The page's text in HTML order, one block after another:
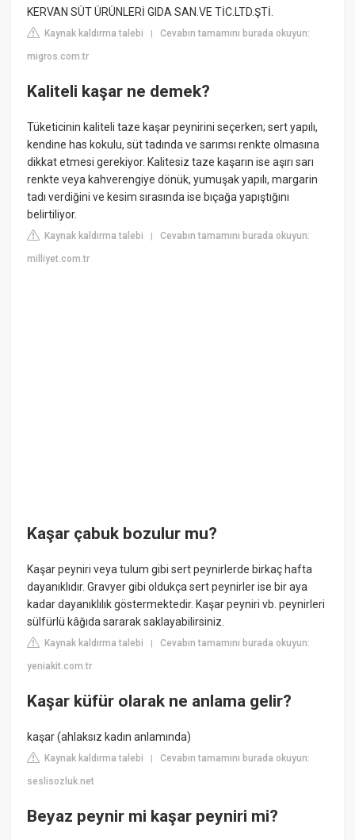
KERVAN SÜT ÜRÜNLERİ GIDA SAN.VE TİC.LTD.ŞTİ.
Kaynak kaldırma talebi |Cevabın tamamını burada okuyun:
migros.com.tr
Kaliteli kaşar ne demek?
Tüketicinin kaliteli taze kaşar peynirini seçerken; sert yapılı,
kendine has kokulu, süt tadında ve sarımsı renkte olmasına
dikkat etmesi gerekiyor. Kalitesiz taze kaşarın ise aşırı sarı
renkte veya kahverengiye dönük, yumuşak yapılı, margarin
tadı verdiğini ve kesim sırasında ise bıçağa yapıştığını
belirtiliyor.
Kaynak kaldırma talebi |Cevabın tamamını burada okuyun:
milliyet.com.tr
Kaşar çabuk bozulur mu?
Kaşar peyniri veya tulum gibi sert peynirlerde birkaç hafta
dayanıklıdır. Gravyer gibi oldukça sert peynirler ise bir aya
kadar dayanıklılık göstermektedir. Kaşar peyniri vb. peynirleri
sülfürlü kâğıda sararak saklayabilirsiniz.
Kaynak kaldırma talebi |Cevabın tamamını burada okuyun:
yeniakit.com.tr
Kaşar küfür olarak ne anlama gelir?
kaşar (ahlaksız kadın anlamında)
Kaynak kaldırma talebi |Cevabın tamamını burada okuyun:
seslisozluk.net
Beyaz peynir mi kaşar peyniri mi?